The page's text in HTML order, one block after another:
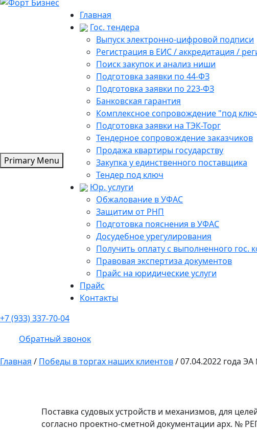
Primary Menu
Главная
Гос. тендера
Выпуск электронно-цифровой подписи
Регистрация в ЕИС / аккредитация /
Поиск закупок и анализ ниши
Подготовка заявки по 44-ФЗ
Подготовка заявки по 223-ФЗ
Банковская гарантия
Комплексное сопровождение "под
Подготовка заявки на ТЭК-Торг
Тендерное сопровождение заказчиков
Продажа квартиры государству
Закупка у единственного поставщика
Тендер под ключ
Юр. услуги
Обжалование в УФАС
Защитим от РНП
Подготовка пояснения в УФАС
Досудебное урегулирования
Получить оплату с выполненного гос.
Правовая экспертиза документов
Прайс на юридические услуги
Прайс
Контакты
+7 (933) 337-70-04
Обратный звонок
Главная / Победы в торгах наших клиентов/07.04.2022 года
Поставка судовых устройств и механизмов, для
согласно проектно-сметной документации арх. №